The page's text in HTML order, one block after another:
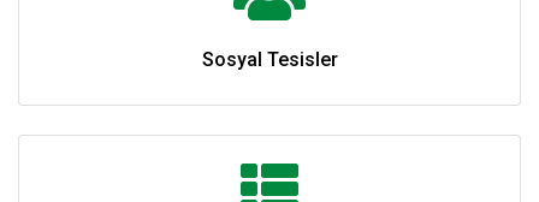
Sosyal Tesisler